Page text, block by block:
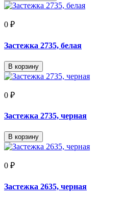
0 ₽
Застежка 2735, белая
В корзину
0 ₽
Застежка 2735, черная
В корзину
0 ₽
Застежка 2635, черная